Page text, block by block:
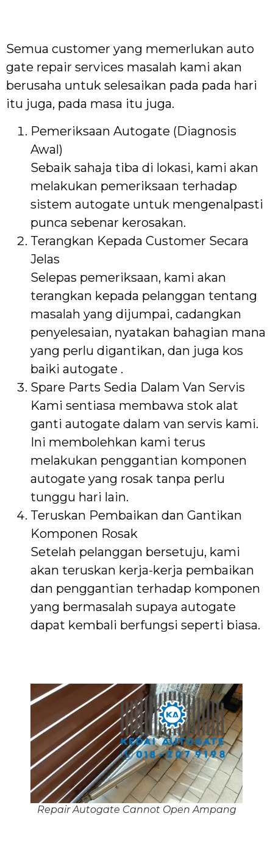
Semua customer yang memerlukan auto
gate repair services masalah kami akan
berusaha untuk selesaikan pada pada hari
itu juga, pada masa itu juga.
Pemeriksaan Autogate (Diagnosis
Awal)
Sebaik sahaja tiba di lokasi, kami akan
melakukan pemeriksaan terhadap
sistem autogate untuk mengenalpasti
punca sebenar kerosakan.
Terangkan Kepada Customer Secara
Jelas
Selepas pemeriksaan, kami akan
terangkan kepada pelanggan tentang
masalah yang dijumpai, cadangkan
penyelesaian, nyatakan bahagian mana
yang perlu digantikan, dan juga kos
baiki autogate .
Spare Parts Sedia Dalam Van Servis
Kami sentiasa membawa stok alat
ganti autogate dalam van servis kami.
Ini membolehkan kami terus
melakukan penggantian komponen
autogate yang rosak tanpa perlu
tunggu hari lain.
Teruskan Pembaikan dan Gantikan
Komponen Rosak
Setelah pelanggan bersetuju, kami
akan teruskan kerja-kerja pembaikan
dan penggantian terhadap komponen
yang bermasalah supaya autogate
dapat kembali berfungsi seperti biasa.
Repair Autogate Cannot Open Ampang